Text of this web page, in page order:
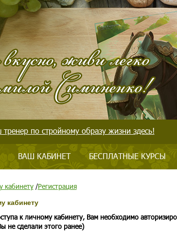
тренер по стройному образу жизни здесь!
ВАШ КАБИНЕТ БЕСПЛАТНЫЕ КУРСЫ
кабинету/Регистрация
кабинету
к личному кабинету, Вам необходимо
не сделали этого ранее)